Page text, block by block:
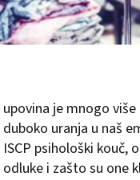
upovina je mnogo
duboko uranja u naš
ISCP psihološki kouč,
odluke i zašto su one